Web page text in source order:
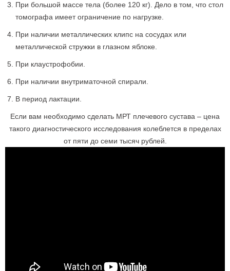
При большой массе тела (более 120 кг). Дело в том, что стол
томографа имеет ограничение по нагрузке.
При наличии металлических клипс на сосудах или
металлической стружки в глазном яблоке.
При клаустрофобии.
При наличии внутриматочной спирали.
В период лактации.
Если вам необходимо сделать МРТ плечевого сустава – цена
такого диагностического исследования колеблется в пределах
от пяти до семи тысяч рублей.